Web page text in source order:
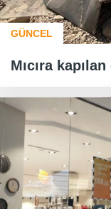
GÜNCEL
Mıcıra